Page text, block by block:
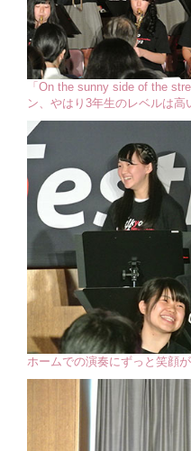
「On the sunny side of the
ン、やはり3年生のレベルは高
ホームでの演奏にずっと笑顔